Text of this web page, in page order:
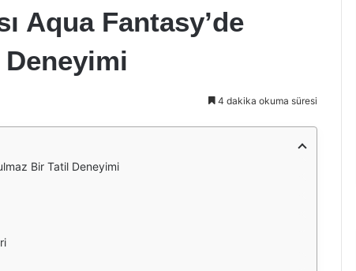
Aqua Fantasy’de
4 dakika okuma süresi
Bir Tatil Deneyimi